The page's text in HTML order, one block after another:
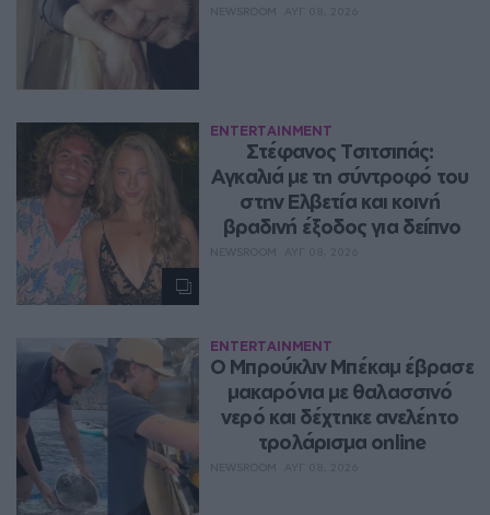
ENTERTAINMENT
Στέφανος Τσιτσιπάς:
Αγκαλιά με τη σύντροφό του
στην Ελβετία και κοινή
βραδινή έξοδος για δείπνο
ENTERTAINMENT
Ο Μπρούκλιν Μπέκαμ έβρασε
μακαρόνια με θαλασσινό
νερό και δέχτηκε ανελέητο
τρολάρισμα online